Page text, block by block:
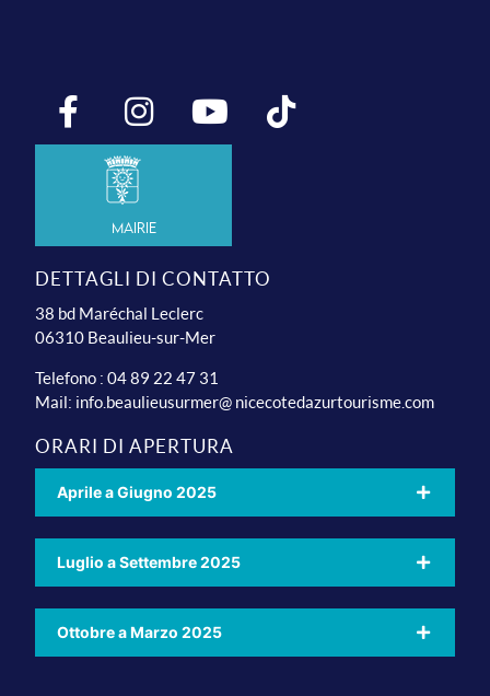
Mairie
DETTAGLI DI CONTATTO
38 bd Maréchal Leclerc
06310 Beaulieu-sur-Mer
Telefono : 04 89 22 47 31
Mail: info.beaulieusurmer@ nicecotedazurtourisme.com
ORARI DI APERTURA
Aprile a Giugno 2025
Luglio a Settembre 2025
Ottobre a Marzo 2025